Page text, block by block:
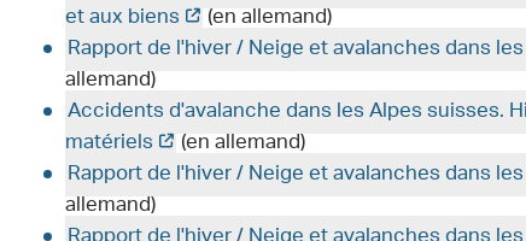
et aux biens (en allemand)
Rapport de l'hiver / Neige et avalanches dans
allemand)
Accidents d'avalanche dans les Alpes suisses.
matériels (en allemand)
Rapport de l'hiver / Neige et avalanches dans
allemand)